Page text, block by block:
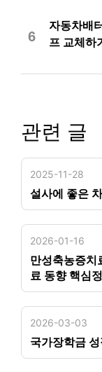
6
자동차배
프 교체하
관련 글
2025-11-28
설사에 좋은
2026-01-16
만성축농증치
료 동향 핵심
2026-03-03
국가장학금